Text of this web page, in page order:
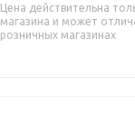
Цена действительна
магазина и может
розничных магазинах